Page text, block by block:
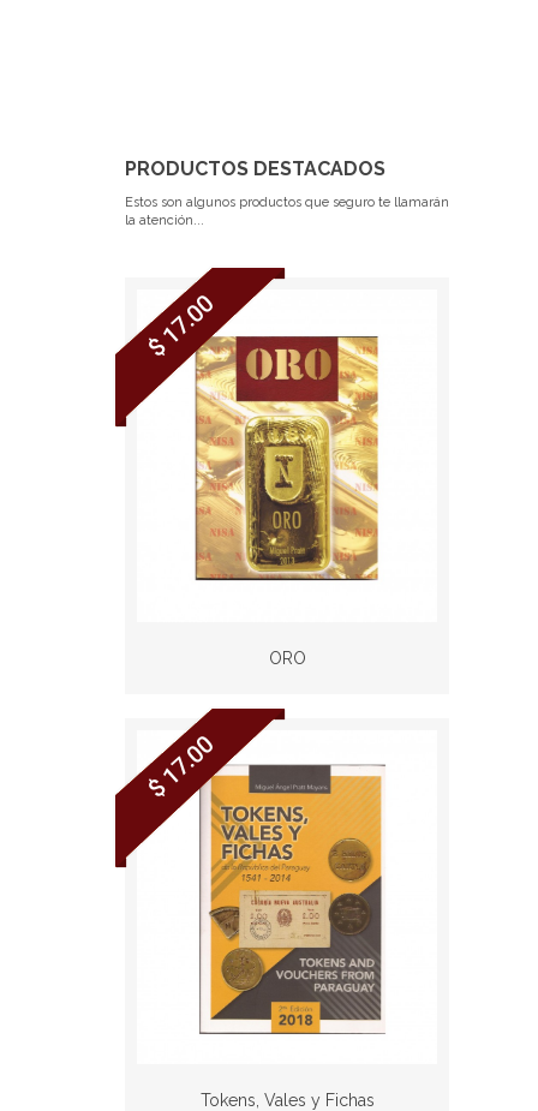
PRODUCTOS DESTACADOS
Estos son algunos productos que seguro te llamarán
la atención...
$ 17.00
ORO
$ 17.00
Tokens, Vales y Fichas